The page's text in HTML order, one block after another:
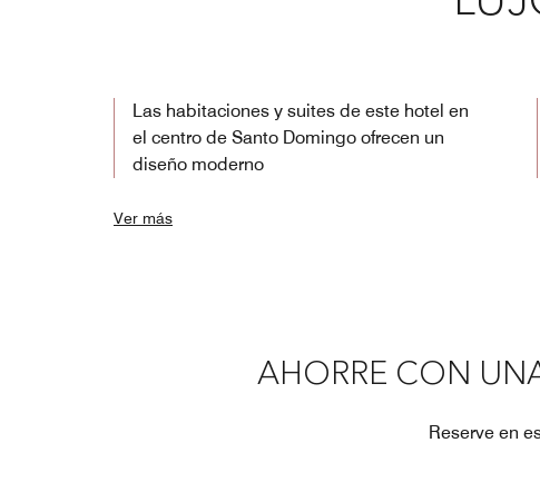
Las habitaciones y suites de este hotel en
el centro de Santo Domingo ofrecen un
diseño moderno
Ver más
AHORRE CON
Reserve en